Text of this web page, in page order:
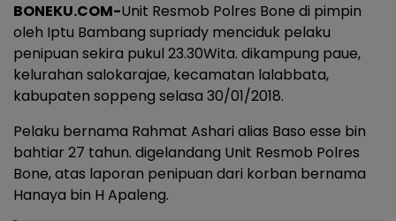
BONEKU.COM-Unit Resmob Polres Bone di pimpin
oleh Iptu Bambang supriady menciduk pelaku
penipuan sekira pukul 23.30Wita. dikampung paue,
kelurahan salokarajae, kecamatan lalabbata,
kabupaten soppeng selasa 30/01/2018.
Pelaku bernama Rahmat Ashari alias Baso esse bin
bahtiar 27 tahun. digelandang Unit Resmob Polres
Bone, atas laporan penipuan dari korban bernama
Hanaya bin H Apaleng.